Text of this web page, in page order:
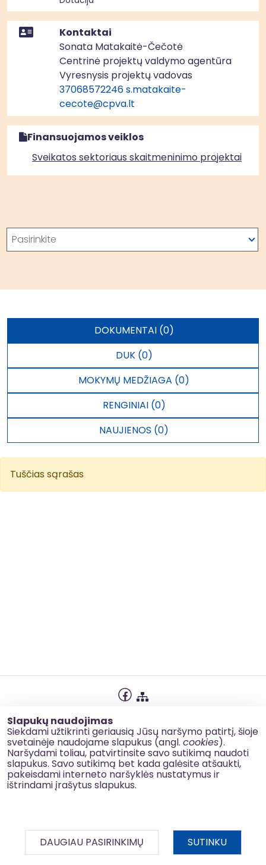
Slapukų naudojimas
Siekdami užtikrinti geriausią Jūsų naršymo patirtį, šioje
svetainėje naudojame slapukus (angl. cookies).
Naršydami toliau, patvirtinsite savo sutikimą naudoti
slapukus. Savo sutikimą bet kada galėsite atšaukti,
pakeisdami interneto naršyklės nustatymus ir
ištrindami įrašytus slapukus.
DAUGIAU PASIRINKIMŲ SUTINKU
Kontaktai
Sonata Matakaitė-Čečotė
Centrinė projektų valdymo agentūra
Vyresnysis projektų vadovas
37068572246s.matakaite-
cecote@cpva.lt
Finansuojamos veiklos
Sveikatos sektoriaus skaitmeninimo projektai
Paieška
Pasirinkite
DOKUMENTAI (0)
DUK (0)
MOKYMŲ MEDŽIAGA (0)
RENGINIAI (0)
NAUJIENOS (0)
Tuščias sąrašas
Slapukų naudojimas
Korupcijos prevencija
Kontaktai